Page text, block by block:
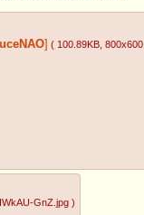
( 100.89KB , 800x600
GnZ.jpg )